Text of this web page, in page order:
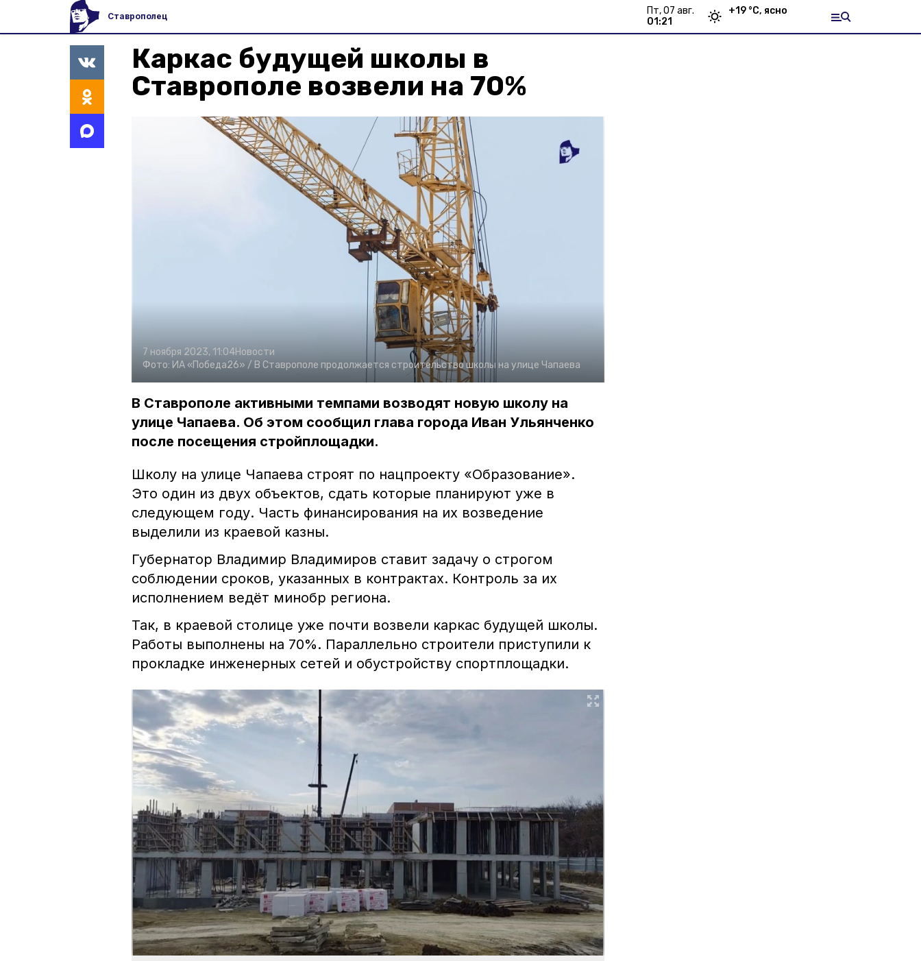
Ставрополец
пт, 07 авг.
01:22
+19 °С, ясно
Каркас будущей школы в
Ставрополе возвели на 70%
7 ноября 2023, 11:04Новости
Фото: ИА «Победа26» / В Ставрополе продолжается строительство школы на улице Чапаева
В Ставрополе активными темпами возводят новую школу на
улице Чапаева. Об этом сообщил глава города Иван Ульянченко
после посещения стройплощадки.
Школу на улице Чапаева строят по нацпроекту «Образование».
Это один из двух объектов, сдать которые планируют уже в
следующем году. Часть финансирования на их возведение
выделили из краевой казны.
Губернатор Владимир Владимиров ставит задачу о строгом
соблюдении сроков, указанных в контрактах. Контроль за их
исполнением ведёт минобр региона.
Так, в краевой столице уже почти возвели каркас будущей школы.
Работы выполнены на 70%. Параллельно строители приступили к
прокладке инженерных сетей и обустройству спортплощадки.